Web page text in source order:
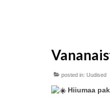
posted in: Uudised
Hiiumaa